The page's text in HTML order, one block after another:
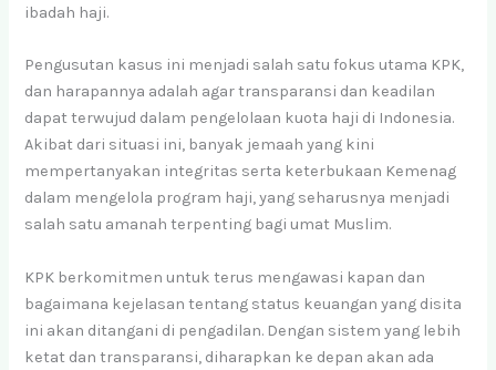
ibadah haji.
Pengusutan kasus ini menjadi salah satu fokus utama KPK,
dan harapannya adalah agar transparansi dan keadilan
dapat terwujud dalam pengelolaan kuota haji di Indonesia.
Akibat dari situasi ini, banyak jemaah yang kini
mempertanyakan integritas serta keterbukaan Kemenag
dalam mengelola program haji, yang seharusnya menjadi
salah satu amanah terpenting bagi umat Muslim.
KPK berkomitmen untuk terus mengawasi kapan dan
bagaimana kejelasan tentang status keuangan yang disita
ini akan ditangani di pengadilan. Dengan sistem yang lebih
ketat dan transparansi, diharapkan ke depan akan ada